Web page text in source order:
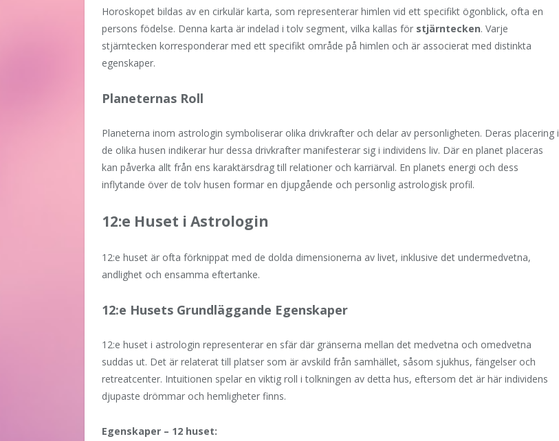
Horoskopet bildas av en cirkulär karta, som representerar himlen vid ett specifikt ögonblick, ofta en
persons födelse. Denna karta är indelad i tolv segment, vilka kallas för stjärntecken. Varje
stjärntecken korresponderar med ett specifikt område på himlen och är associerat med distinkta
egenskaper.
Planeternas Roll
Planeterna inom astrologin symboliserar olika drivkrafter och delar av personligheten. Deras placering i
de olika husen indikerar hur dessa drivkrafter manifesterar sig i individens liv. Där en planet placeras
kan påverka allt från ens karaktärsdrag till relationer och karriärval. En planets energi och dess
inflytande över de tolv husen formar en djupgående och personlig astrologisk profil.
12:e Huset i Astrologin
12:e huset är ofta förknippat med de dolda dimensionerna av livet, inklusive det undermedvetna,
andlighet och ensamma eftertanke.
12:e Husets Grundläggande Egenskaper
12:e huset i astrologin representerar en sfär där gränserna mellan det medvetna och omedvetna
suddas ut. Det är relaterat till platser som är avskild från samhället, såsom sjukhus, fängelser och
retreatcenter. Intuitionen spelar en viktig roll i tolkningen av detta hus, eftersom det är här individens
djupaste drömmar och hemligheter finns.
Egenskaper – 12 huset: